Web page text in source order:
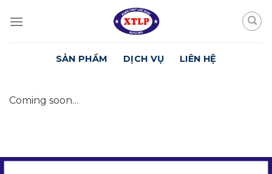
SẢN PHẨM DỊCH VỤ LIÊN HỆ
Coming soon…